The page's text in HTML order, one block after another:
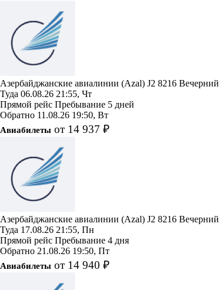
Азербайджанские авиалинии (Azal) J2 8216
Туда 06.08.26 21:55, Чт
Прямой рейс Пребывание 5 дней
Обратно 11.08.26 19:50, Вт
Авиабилеты от 14 937 ₽
Азербайджанские авиалинии (Azal) J2 8216
Туда 17.08.26 21:55, Пн
Прямой рейс Пребывание 4 дня
Обратно 21.08.26 19:50, Пт
Авиабилеты от 14 940 ₽